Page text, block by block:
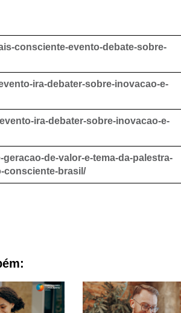
consciente-evento-debate-sobre-
ira-debater-sobre-inovacao-e-
ira-debater-sobre-inovacao-e-
de-valor-e-tema-da-palestra-
consciente-brasil/